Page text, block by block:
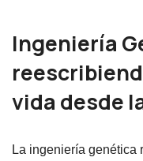
Ingeniería
vida desde
La ingeniería genética